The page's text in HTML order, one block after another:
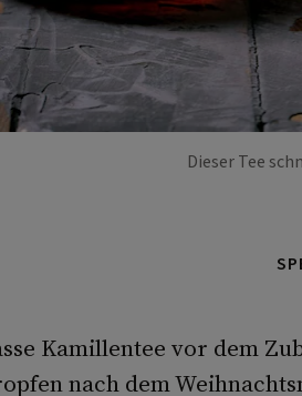
Dieser Tee
Kamillentee vor dem
nach dem